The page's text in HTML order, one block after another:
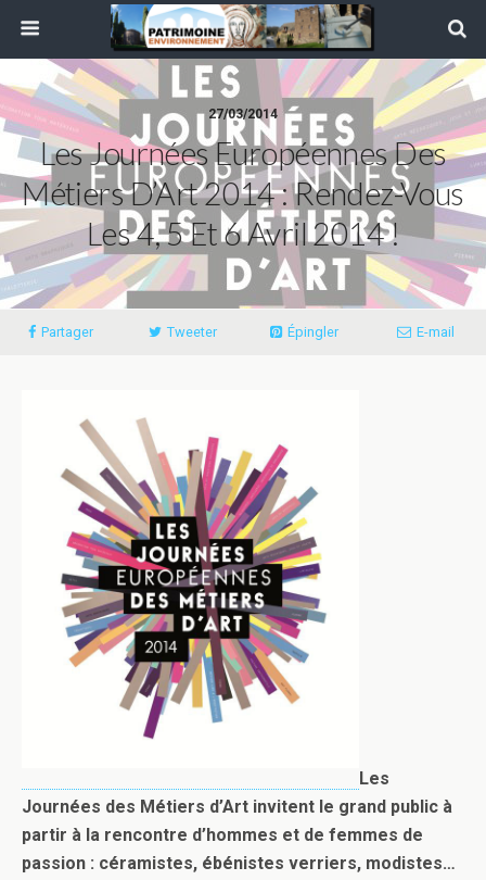
27/03/2014
Les Journées Européennes Des
Métiers D’Art 2014 : Rendez-Vous
Les 4, 5 Et 6 Avril 2014 !
Partager Tweeter Épingler E-mail
Les
Journées des Métiers d’Art invitent le grand public à
partir à la rencontre d’hommes et de femmes de
passion : céramistes, ébénistes verriers, modistes…